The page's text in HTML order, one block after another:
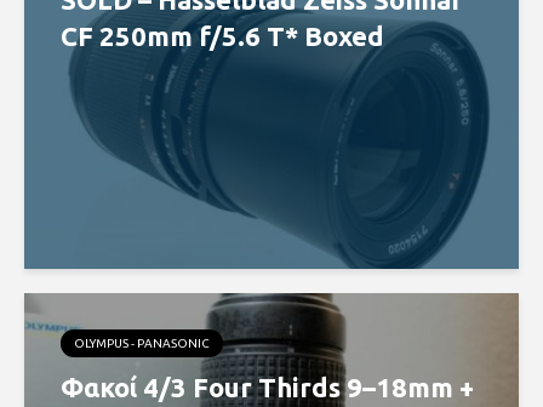
CF 250mm f/5.6 T* Boxed
OLYMPUS - PANASONIC
Φακοί 4/3 Four Thirds 9–18mm +